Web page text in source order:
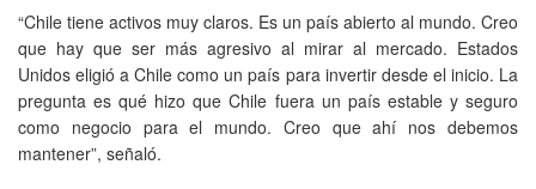
“Chile tiene activos muy claros. Es un país abierto al mundo. Creo
que hay que ser más agresivo al mirar al mercado. Estados
Unidos eligió a Chile como un país para invertir desde el inicio. La
pregunta es qué hizo que Chile fuera un país estable y seguro
como negocio para el mundo. Creo que ahí nos debemos
mantener”, señaló.